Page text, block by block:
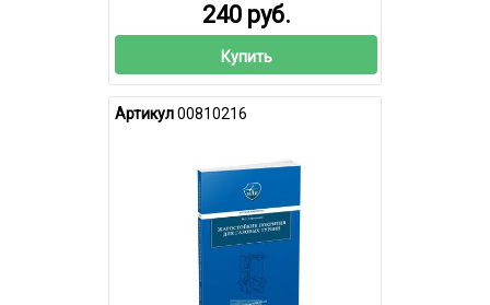
240 руб.
Купить
Артикул00810216